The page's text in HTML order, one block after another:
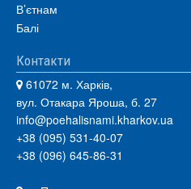
В’єтнам
Балі
Контакти
61072 м. Харків,
вул. Отакара Яроша, б. 27
info@poehalisnami.kharkov.ua
+38 (095) 531-40-07
+38 (096) 645-86-31